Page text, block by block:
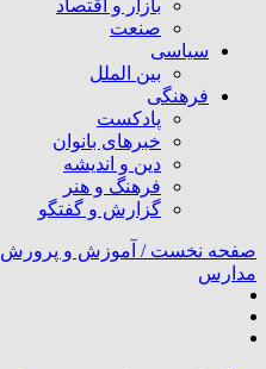
بازار و اقتصاد
صنعت
سیاسی
بین الملل
فرهنگی
پادکست
خبرهای بانوان
دین و اندیشه
فرهنگ و هنر
گزارش و گفتگو
صفحه نخست / آموزش و پرورش
مدارس